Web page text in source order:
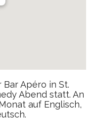
Apéro in St.
Abend statt. An
auf Englisch,